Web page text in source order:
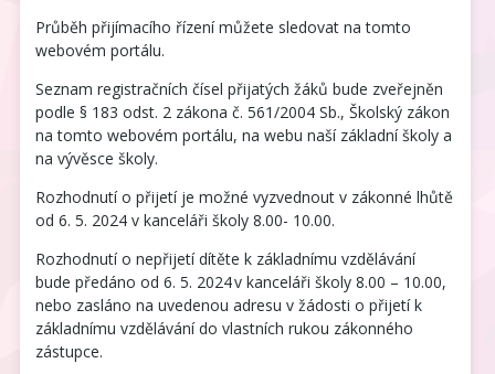
Průběh přijímacího řízení můžete sledovat na tomto
webovém portálu.
Seznam registračních čísel přijatých žáků bude zveřejněn
podle § 183 odst. 2 zákona č. 561/2004 Sb., Školský zákon
na tomto webovém portálu, na webu naší základní školy a
na vývěsce školy.
Rozhodnutí o přijetí je možné vyzvednout v zákonné lhůtě
od 6. 5. 2024 v kanceláři školy 8.00- 10.00.
Rozhodnutí o nepřijetí dítěte k základnímu vzdělávání
bude předáno od 6. 5. 2024 v kanceláři školy 8.00 – 10.00,
nebo zasláno na uvedenou adresu v žádosti o přijetí k
základnímu vzdělávání do vlastních rukou zákonného
zástupce.